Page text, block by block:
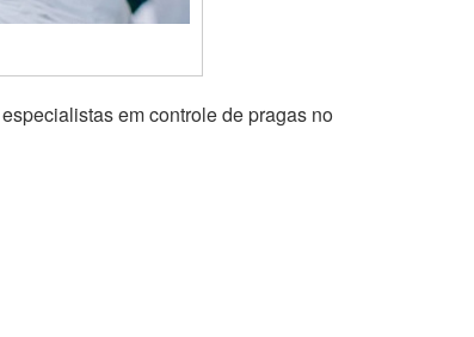
em controle de pragas no